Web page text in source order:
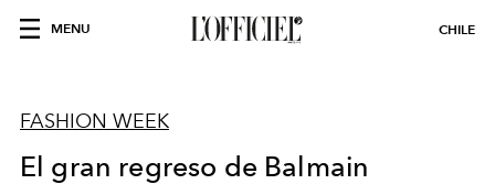
MENU CHILE
FASHION WEEK
El gran regreso de Balmain